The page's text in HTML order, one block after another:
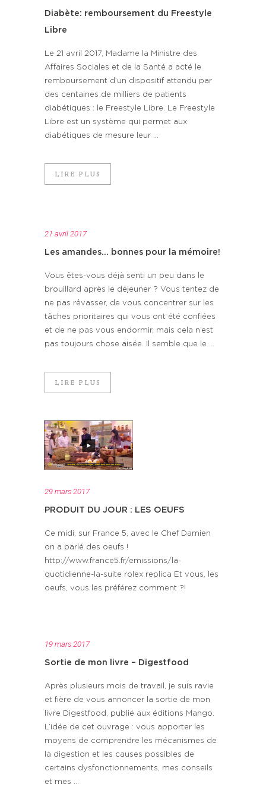
Diabète: remboursement du Freestyle
Libre
Le 21 avril 2017, Madame la Ministre des
Affaires Sociales et de la Santé a acté le
remboursement d’un dispositif attendu par
des centaines de milliers de patients
diabétiques : le Freestyle Libre. Le Freestyle
Libre est un système qui permet aux
diabétiques de mesure leur ...
LIRE PLUS
21 avril 2017
Les amandes… bonnes pour la mémoire!
Vous êtes-vous déjà senti un peu dans le
brouillard après le déjeuner ? Vous tentez de
ne pas rêvasser, de vous concentrer sur les
tâches prioritaires qui vous ont été confiées
et de ne pas vous endormir, mais cela n’est
pas toujours chose aisée. Il semble que le ...
LIRE PLUS
29 mars 2017
PRODUIT DU JOUR : LES OEUFS
Ce midi, sur France 5, avec le Chef Damien
on a parlé des oeufs !
http://www.france5.fr/emissions/la-
quotidienne-la-suite rolex replica Et vous, les
oeufs, vous les préférez comment ?!
19 mars 2017
Sortie de mon livre – Digestfood
Après plusieurs mois de travail, je suis ravie
et fière de vous annoncer la sortie de mon
livre Digestfood, publié aux éditions Mango.
L’idée de cet ouvrage : vous apporter les
moyens de comprendre les mécanismes de
la digestion et les causes possibles de
certains dysfonctionnements, mes conseils
et mes ...